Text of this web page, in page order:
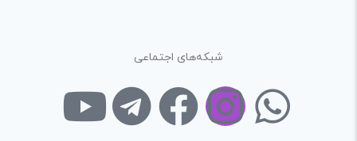
لازم است محتوای ارسالی منطبق برعرف و شئونات جامعه و با
بیانی رسمی و عاری از لحن تند، تمسخرو توهین باشد.
از ارسال لینک‌های سایت‌های دیگر و ارایه‌ی اطلاعات شخصی
شبکه‌های اجتماعی